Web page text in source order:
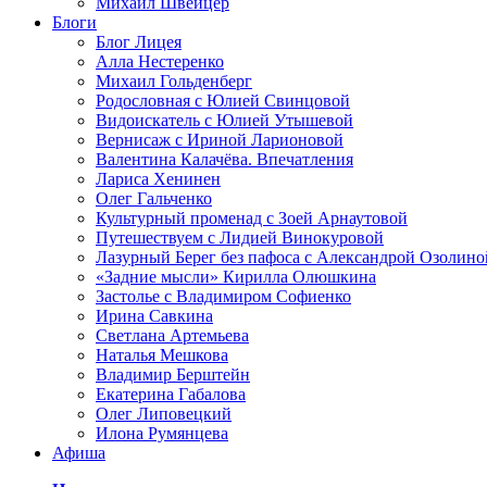
Блоги
Блог Лицея
Алла Нестеренко
Михаил Гольденберг
Родословная с Юлией Свинцовой
Видоискатель с Юлией Утышевой
Вернисаж с Ириной Ларионовой
Валентина Калачёва. Впечатления
Лариса Хенинен
Олег Гальченко
Культурный променад с Зоей Арнаутовой
Путешествуем с Лидией Винокуровой
Лазурный Берег без пафоса с Александрой
«Задние мысли» Кирилла Олюшкина
Застолье с Владимиром Софиенко
Ирина Савкина
Светлана Артемьева
Наталья Мешкова
Владимир Берштейн
Екатерина Габалова
Олег Липовецкий
Илона Румянцева
Афиша